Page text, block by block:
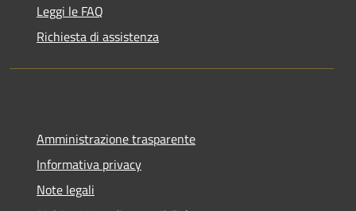
Leggi le FAQ
Richiesta di assistenza
Amministrazione trasparente
Informativa privacy
Note legali